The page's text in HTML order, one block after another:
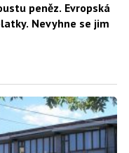
peněz. Evropská
Nevyhne se jim